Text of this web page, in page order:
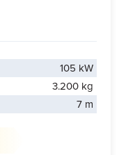
105 kW
3.200 kg
7 m